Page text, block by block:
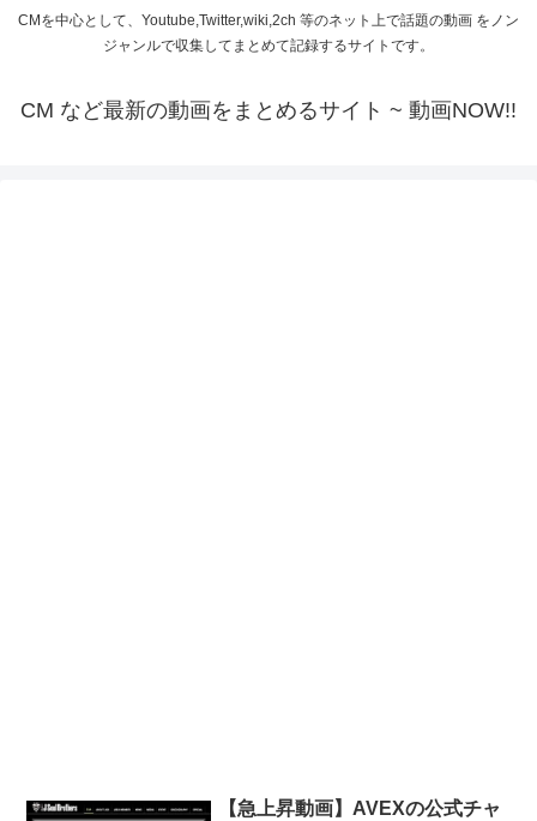
CMを中心として、Youtube,Twitter,wiki,2ch 等のネット上で話題の動画 をノン
ジャンルで収集してまとめて記録するサイトです。
CM など最新の動画をまとめるサイト ~ 動画NOW!!
【急上昇動画】AVEXの公式チャ